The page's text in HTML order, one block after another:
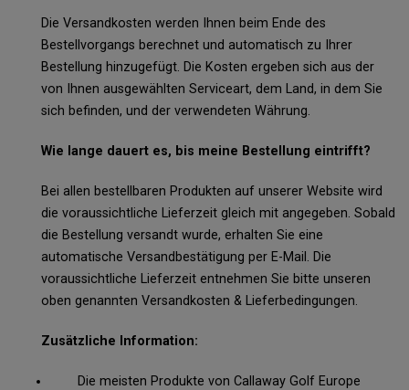
Die Versandkosten werden Ihnen beim Ende des
Bestellvorgangs berechnet und automatisch zu Ihrer
Bestellung hinzugefügt. Die Kosten ergeben sich aus der
von Ihnen ausgewählten Serviceart, dem Land, in dem Sie
sich befinden, und der verwendeten Währung.
Wie lange dauert es, bis meine Bestellung eintrifft?
Bei allen bestellbaren Produkten auf unserer Website wird
die voraussichtliche Lieferzeit gleich mit angegeben. Sobald
die Bestellung versandt wurde, erhalten Sie eine
automatische Versandbestätigung per E-Mail. Die
voraussichtliche Lieferzeit entnehmen Sie bitte unseren
oben genannten Versandkosten & Lieferbedingungen.
Zusätzliche Information:
Die meisten Produkte von Callaway Golf Europe